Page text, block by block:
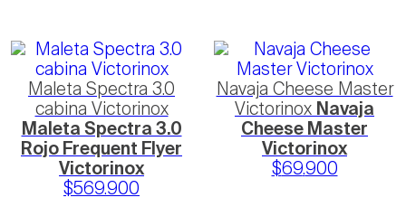
Maleta Spectra 3.0
cabina Victorinox
Maleta Spectra 3.0
Rojo Frequent Flyer
Victorinox
$569.900
Navaja Cheese Master
Victorinox Navaja
Cheese Master
Victorinox
$69.900